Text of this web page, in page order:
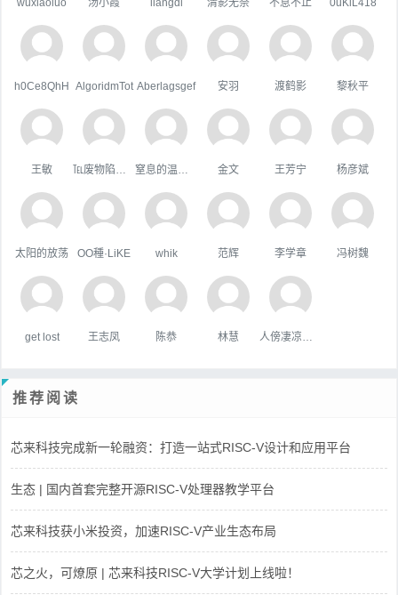
h0Ce8QhH AlgoridmTot Aberlagsgef 安羽 渡鹤影 黎秋平
王敏 金文 王芳宁 杨彦斌
太阳的放荡 OO種·LiKE whik 范辉 李学章 冯树魏
get lost 王志凤 陈恭 林慧
推荐阅读
芯来科技完成新一轮融资：打造一站式RISC-V设计和应用平台
生态 | 国内首套完整开源RISC-V处理器教学平台
芯来科技获小米投资，加速RISC-V产业生态布局
芯之火，可燎原 | 芯来科技RISC-V大学计划上线啦！